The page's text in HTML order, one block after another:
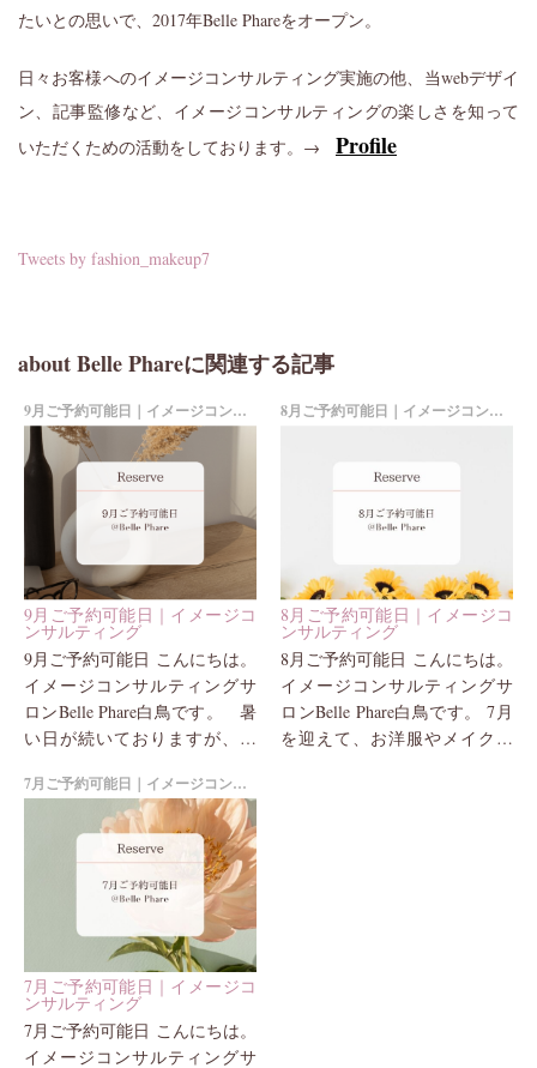
たいとの思いで、2017年Belle Phareをオープン。
日々お客様へのイメージコンサルティング実施の他、当webデザイ
ン、記事監修など、イメージコンサルティングの楽しさを知って
いただくための活動をしております。→ Profile
Tweets by fashion_makeup7
about Belle Phareに関連する記事
9月ご予約可能日｜イメージコンサルティング
9月ご予約可能日｜イメージコ
ンサルティング
9月ご予約可能日 こんにちは。
イメージコンサルティングサ
ロンBelle Phare白鳥です。 暑
い日が続いておりますが、い
近は、 「資料を見て、服...
8月ご予約可能日｜イメージコンサルティング
8月ご予約可能日｜イメージコ
ンサルティング
8月ご予約可能日 こんにちは。
イメージコンサルティングサ
ロンBelle Phare白鳥です。 7月
を迎えて、お洋服やメイクも
7月ご予約可能日｜イメージコンサルティング
7月ご予約可能日｜イメージコ
ンサルティング
7月ご予約可能日 こんにちは。
イメージコンサルティングサ